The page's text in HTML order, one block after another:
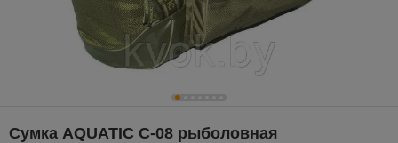
Cумка AQUATIC С-08 рыболовная